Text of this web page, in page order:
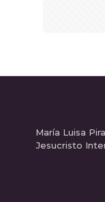
María Luisa
Jesucristo